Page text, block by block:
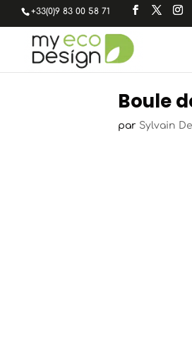
+33(0)9 83 00 58 71
Boule
par Sylvain